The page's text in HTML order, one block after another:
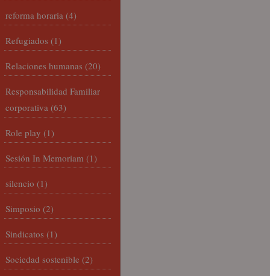
reforma horaria (4)
Refugiados (1)
Relaciones humanas (20)
Responsabilidad Familiar
corporativa (63)
Role play (1)
Sesión In Memoriam (1)
silencio (1)
Simposio (2)
Sindicatos (1)
Sociedad sostenible (2)